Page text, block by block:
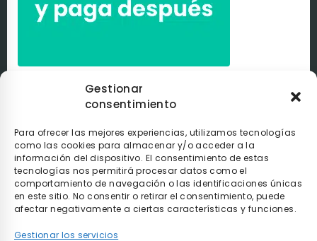
Gestionar
consentimiento
Para ofrecer las mejores experiencias, utilizamos tecnologías
como las cookies para almacenar y/o acceder a la
información del dispositivo. El consentimiento de estas
tecnologías nos permitirá procesar datos como el
comportamiento de navegación o las identificaciones únicas
en este sitio. No consentir o retirar el consentimiento, puede
afectar negativamente a ciertas características y funciones.
Gestionar los servicios
Paga a tu ritmo conseQura
puedes pagar de la manera que tú elijas con
Tú
decides si pagarlo en el momento, después de recibir el